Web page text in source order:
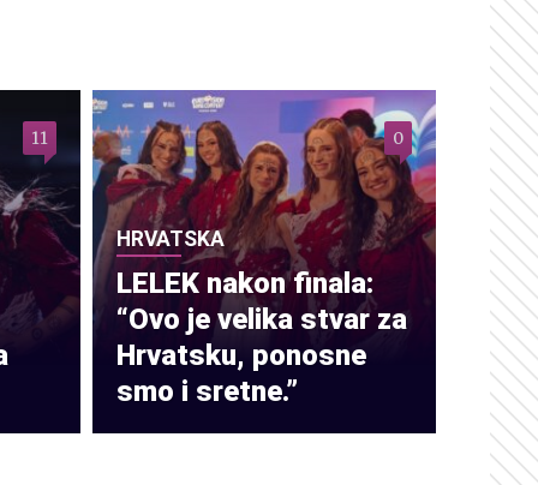
11
HRVATSKA
LELEK nakon finala:
“Ovo je velika stvar za
Hrvatsku, ponosne
smo i sretne.”
0